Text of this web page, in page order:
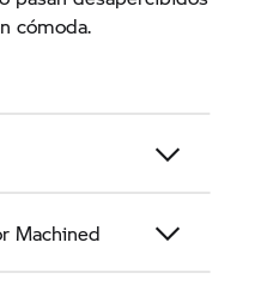
cómoda.
Machined